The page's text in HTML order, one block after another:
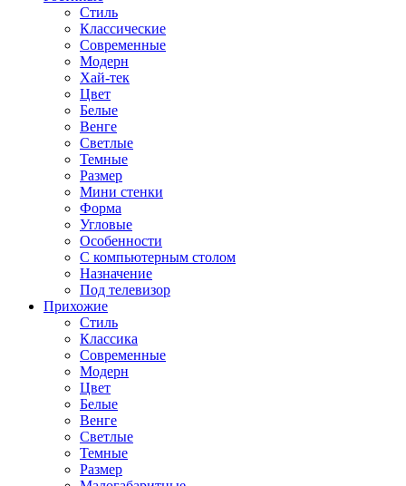
Стиль
Классические
Современные
Модерн
Хай-тек
Цвет
Белые
Венге
Светлые
Темные
Размер
Мини стенки
Форма
Угловые
Особенности
С компьютерным столом
Назначение
Под телевизор
Прихожие
Стиль
Классика
Современные
Модерн
Цвет
Белые
Венге
Светлые
Темные
Размер